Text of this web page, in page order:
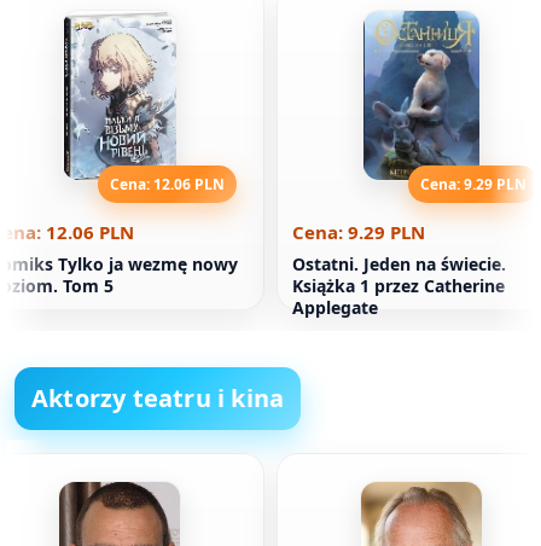
Cena: 12.06 PLN
12.06 PLN
Tylko ja wezmę nowy
Tom 5
Cena: 9.29 PLN
Cena: 9.29 PLN
Ostatni. Jeden na świecie.
Książka 1 przez Catherine
Applegate
Aktorzy teatru i kina